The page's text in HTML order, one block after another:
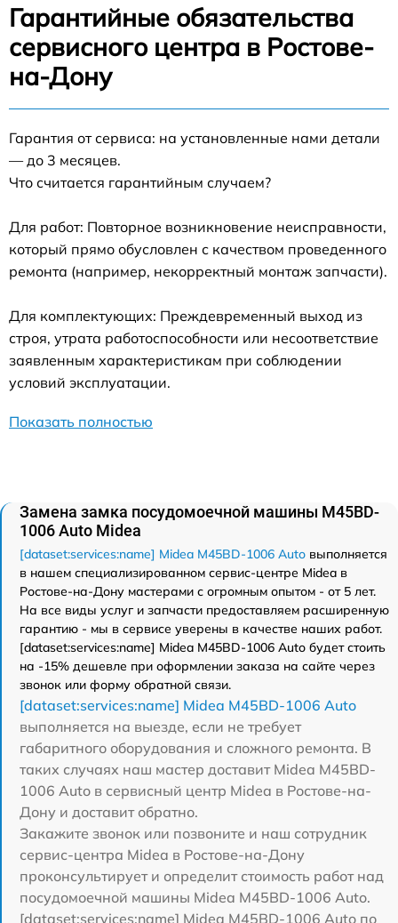
Гарантийные обязательства
сервисного центра в Ростове-
на-Дону
Гарантия от сервиса: на установленные нами детали
— до 3 месяцев.
Что считается гарантийным случаем?
Для работ: Повторное возникновение неисправности,
который прямо обусловлен с качеством проведенного
ремонта (например, некорректный монтаж запчасти).
Для комплектующих: Преждевременный выход из
строя, утрата работоспособности или несоответствие
заявленным характеристикам при соблюдении
условий эксплуатации.
Показать полностью
Замена замка посудомоечной машины M45BD-
1006 Auto Midea
[dataset:services:name] Midea M45BD-1006 Auto выполняется
в нашем специализированном сервис-центре Midea в
Ростове-на-Дону мастерами с огромным опытом - от 5 лет.
На все виды услуг и запчасти предоставляем расширенную
гарантию - мы в сервисе уверены в качестве наших работ.
[dataset:services:name] Midea M45BD-1006 Auto будет стоить
на -15% дешевле при оформлении заказа на сайте через
звонок или форму обратной связи.
[dataset:services:name] Midea M45BD-1006 Auto
выполняется на выезде, если не требует
габаритного оборудования и сложного ремонта. В
таких случаях наш мастер доставит Midea M45BD-
1006 Auto в сервисный центр Midea в Ростове-на-
Дону и доставит обратно.
Закажите звонок или позвоните и наш сотрудник
сервис-центра Midea в Ростове-на-Дону
проконсультирует и определит стоимость работ над
посудомоечной машины Midea M45BD-1006 Auto.
[dataset:services:name] Midea M45BD-1006 Auto по